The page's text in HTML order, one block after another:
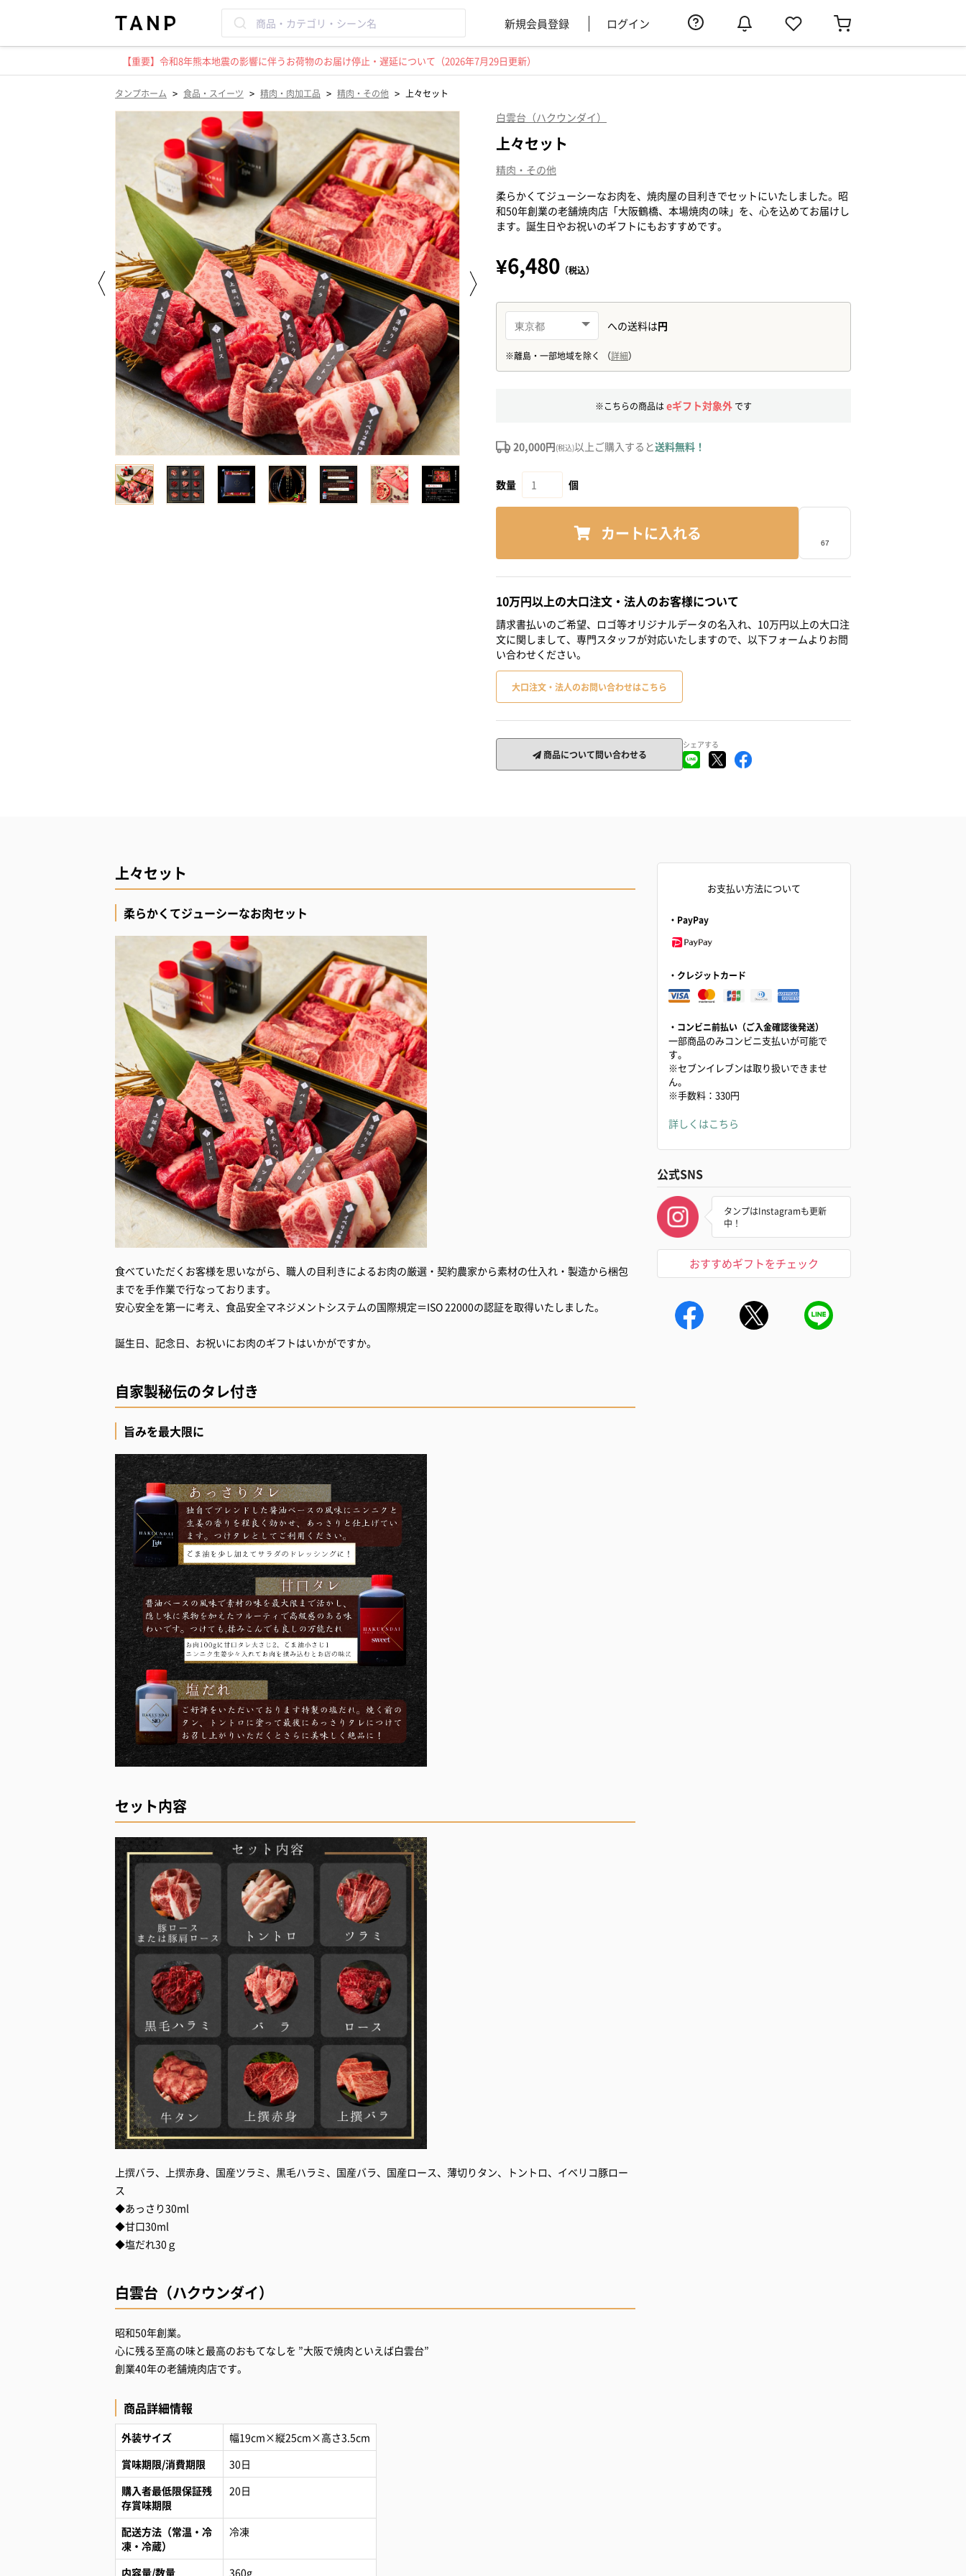
新規会員登録 ログイン
【重要】令和8年熊本地震の影響に伴うお荷物のお届け停止・遅延について（2026年7月29日更新）
タンプホーム > 食品・スイーツ > 精肉・肉加工品 > 精肉・その他 > 上々セット
白雲台（ハクウンダイ）
上々セット
精肉・その他
柔らかくてジューシーなお肉を、焼肉屋の目利きでセットにいたしました。昭
和50年創業の老舗焼肉店「大阪鶴橋、本場焼肉の味」を、心を込めてお届けし
ます。誕生日やお祝いのギフトにもおすすめです。
¥6,480 （税込）
※こちらの商品はeギフト対象外 です
20,000円(税込)以上ご購入すると送料無料！
数量 個
カートに入れる
10万円以上の大口注文・法人のお客様について
請求書払いのご希望、ロゴ等オリジナルデータの名入れ、10万円以上の大口注
文に関しまして、専門スタッフが対応いたしますので、以下フォームよりお問
い合わせください。
大口注文・法人のお問い合わせはこちら
商品について問い合わせる
シェアする
上々セット
柔らかくてジューシーなお肉セット
食べていただくお客様を思いながら、職人の目利きによるお肉の厳選・契約農家から素材の仕入れ・製造から梱包
までを手作業で行なっております。
安心安全を第一に考え、食品安全マネジメントシステムの国際規定＝ISO 22000の認証を取得いたしました。
誕生日、記念日、お祝いにお肉のギフトはいかがですか。
自家製秘伝のタレ付き
旨みを最大限に
セット内容
上撰バラ、上撰赤身、国産ツラミ、黒毛ハラミ、国産バラ、国産ロース、薄切りタン、トントロ、イベリコ豚ロー
ス
◆あっさり30ml
◆甘口30ml
◆塩だれ30ｇ
白雲台（ハクウンダイ）
昭和50年創業。
心に残る至高の味と最高のおもてなしを ”大阪で焼肉といえば白雲台”
創業40年の老舗焼肉店です。
商品詳細情報
外装サイズ
幅19cm×縦25cm×高さ3.5cm
賞味期限/消費期限
30日
購入者最低限保証残
存賞味期限
20日
配送方法（常温・冷
凍・冷蔵）
冷凍
内容量/数量 360g
お支払い方法について
・PayPay
・クレジットカード
・コンビニ前払い（ご入金確認後発送）
一部商品のみコンビニ支払いが可能で
す。
※セブンイレブンは取り扱いできませ
ん。
※手数料：330円
詳しくはこちら
公式SNS
タンプはInstagramも更新
中！
おすすめギフトをチェック